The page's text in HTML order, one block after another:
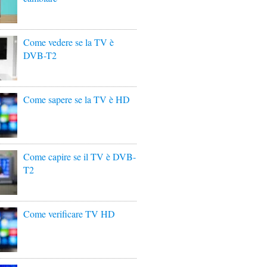
Come vedere se la TV è
DVB-T2
Come sapere se la TV è HD
Come capire se il TV è DVB-
T2
Come verificare TV HD